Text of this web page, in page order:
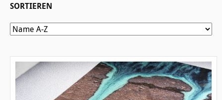
SORTIEREN